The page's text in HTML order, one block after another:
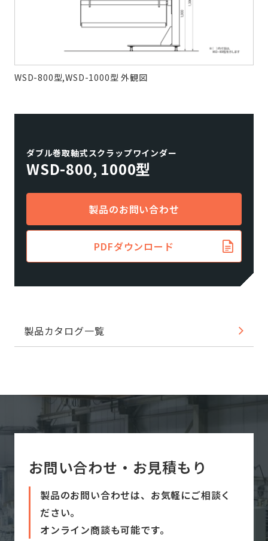
WSD-800型,WSD-1000型 外観図
ダブル巻取軸式スクラップワインダー
WSD-800, 1000型
製品のお問い合わせ
PDFダウンロード
製品カタログ一覧
お問い合わせ・お見積もり
製品のお問い合わせは、お気軽にご相談く
ださい。
オンライン商談も可能です。